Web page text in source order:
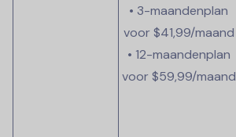
• 3-maandenplan
voor $41,99/maand
• 12-maandenplan
voor $59,99/maand